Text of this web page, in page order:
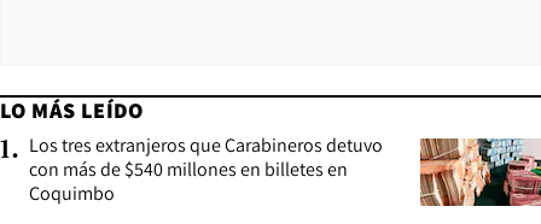
LO MÁS LEÍDO
1. Los tres extranjeros que Carabineros detuvo
con más de $540 millones en billetes en
Coquimbo